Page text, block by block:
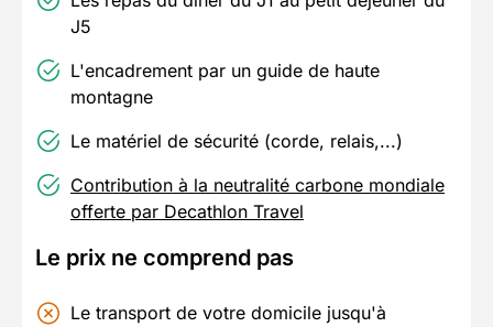
J5
L'encadrement par un guide de haute
montagne
Le matériel de sécurité (corde, relais,...)
Contribution à la neutralité carbone mondiale
offerte par Decathlon Travel
Le prix ne comprend pas
Le transport de votre domicile jusqu'à